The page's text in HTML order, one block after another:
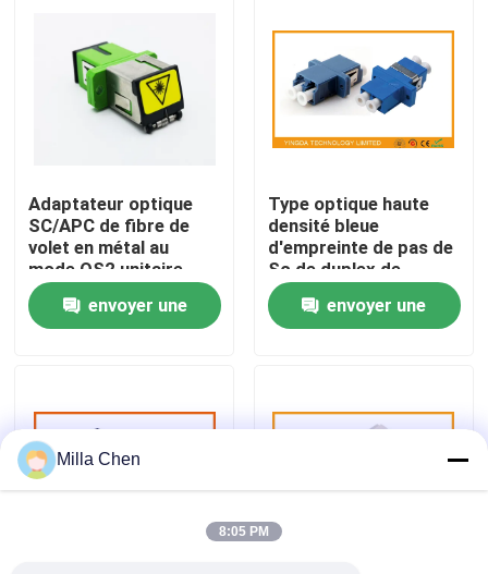
Au sujet de nous
Contrôle de qualité
Contactez-nous
Cas
Demandez une citation
Adaptateur optique
SC/APC de fibre de
volet en métal au
mode OS2 unitaire
recto de SC/APC avec
la brideenvoyer une
Type optique haute
densité bleue
d'empreinte de pas de
Sc de duplex de
l'adaptateur LC de
fibre de PBT de mode
unitaire
envoyer une
Milla Chen
8:05 PM